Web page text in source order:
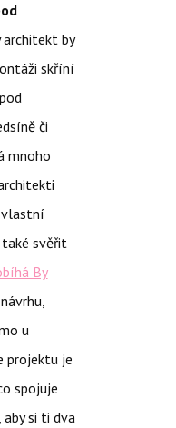
by
skříní
či
mnoho
také svěřit
By
u
projektu je
spojuje
si ti dva